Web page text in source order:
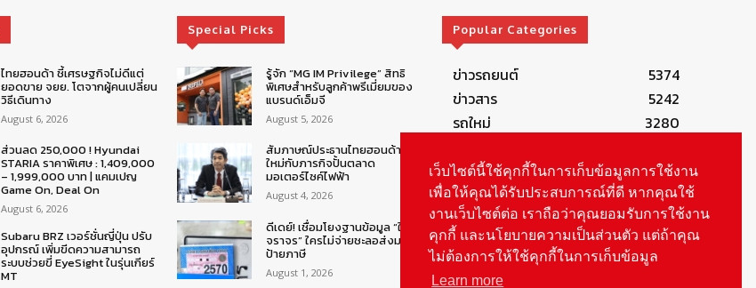
ไทยฮอนด้า ชี้เศรษฐกิจไม่ดีแต่
ยอดขาย จยย. โตจากผู้คนเปลี่ยน
วิธีเดินทาง
August 6, 2026
ส่วนลด 250,000 ! Hyundai
STARIA ราคาพิเศษ : 1,409,000
– 1,999,000 บาท | แคมเปญ
Game On, Deal On
August 6, 2026
Subaru BRZ เวอร์ชั่นญี่ปุ่น ปรับ
อุปกรณ์ เพิ่มขีดความสามารถ
ระบบช่วยขี่ EyeSight ในรุ่นเกียร์
MT
Special Picks
รู้จัก “MG IM Privilege” สิทธิ
พิเศษสำหรับลูกค้าพรีเมี่ยมของ
แบรนด์เอ็มจี
August 5, 2026
สัมภาษณ์ประธานไทยฮอนด้าคน
ใหม่กับภารกิจปั้นตลาด
มอเตอร์ไซค์ไฟฟ้า
August 4, 2026
ดีเดย์! เชื่อมโยงฐานข้อมูล “ใบสั่ง
จราจร” ใครไม่จ่ายชะลอส่งมอบ
ป้ายภาษี
August 1, 2026
Popular Categories
ข่าวรถยนต์
5374
ข่าวสาร
5242
รถใหม่
3280
Smart Life
554
Technology
541
Autolife Lifestyle
490
Vehicle
388
เว็บไซต์นี้ใช้คุกกี้ในการเก็บข้อมูลการใช้งาน
เพื่อให้คุณได้รับประสบการณ์ที่ดี หากคุณใช้
งานเว็บไซต์ต่อ เราถือว่าคุณยอมรับการใช้งาน
คุกกี้ และนโยบายความเป็นส่วนตัว แต่ถ้าคุณ
ไม่ต้องการให้ใช้คุกกี้ในการเก็บข้อมูล
Learn more